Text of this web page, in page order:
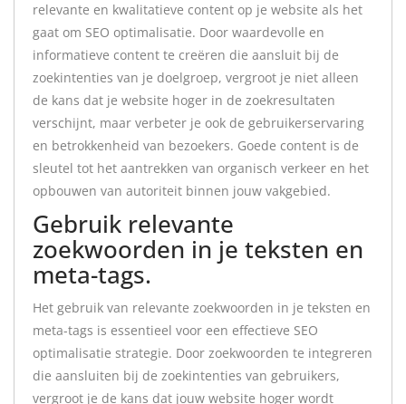
relevante en kwalitatieve content op je website als het
gaat om SEO optimalisatie. Door waardevolle en
informatieve content te creëren die aansluit bij de
zoekintenties van je doelgroep, vergroot je niet alleen
de kans dat je website hoger in de zoekresultaten
verschijnt, maar verbeter je ook de gebruikerservaring
en betrokkenheid van bezoekers. Goede content is de
sleutel tot het aantrekken van organisch verkeer en het
opbouwen van autoriteit binnen jouw vakgebied.
Gebruik relevante
zoekwoorden in je teksten en
meta-tags.
Het gebruik van relevante zoekwoorden in je teksten en
meta-tags is essentieel voor een effectieve SEO
optimalisatie strategie. Door zoekwoorden te integreren
die aansluiten bij de zoekintenties van gebruikers,
vergroot je de kans dat jouw website hoger wordt